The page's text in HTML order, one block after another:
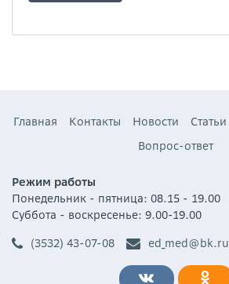
Главная Контакты Новости Статьи
Вопрос-ответ
Режим работы
Понедельник - пятница: 08.15 - 19.00
Суббота - воскресенье: 9.00-19.00
(3532) 43-07-08
ed_med@bk.ru